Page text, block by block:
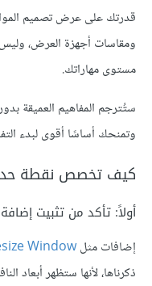
قدرتك على عرض تصميم
ومقاسات أجهزة العرض،
مستوى مهاراتك.
ستُترجم المفاهيم العميقة
وتمنحك أساسًا أقوى لبدء
كيف تخصص نقطة
أولاً: تأكد من تثبيت
إضافات مثلWindow
ذكرناها، لأنها ستظهر أبعاد